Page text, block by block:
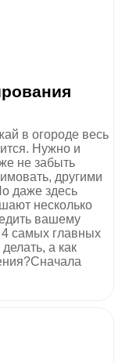
в огороде весь
Нужно и
не забыть
другими
даже здесь
несколько
вашему
самых главных
а как